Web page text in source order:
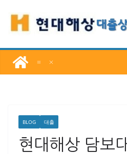
로
너
BLOG 대출
현대해상 담보